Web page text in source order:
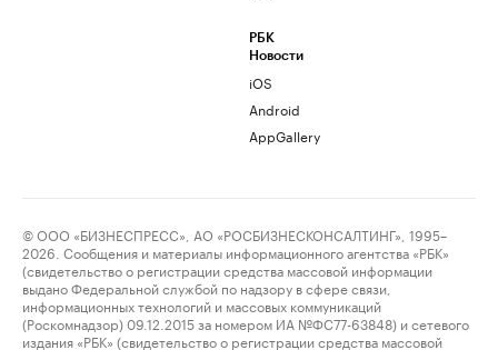
РБК
Новости
iOS
Android
AppGallery
© ООО «БИЗНЕСПРЕСС», АО «РОСБИЗНЕСКОНСАЛТИНГ», 1995–
2026. Сообщения и материалы информационного агентства «РБК»
(свидетельство о регистрации средства массовой информации
выдано Федеральной службой по надзору в сфере связи,
информационных технологий и массовых коммуникаций
(Роскомнадзор) 09.12.2015 за номером ИА №ФС77-63848) и сетевого
издания «РБК» (свидетельство о регистрации средства массовой